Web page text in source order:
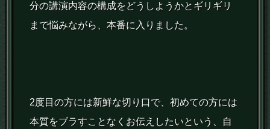
分の講演内容の構成をどうしようかとギリギリ
まで悩みながら、本番に入りました。
2度目の方には新鮮な切り口で、初めての方には
本質をブラすことなくお伝えしたいという、自